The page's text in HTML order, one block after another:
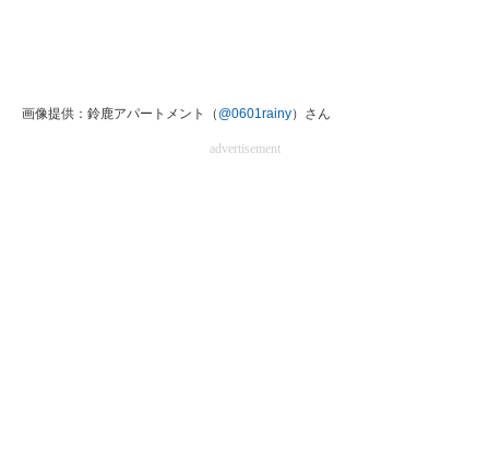
画像提供：鈴鹿アパートメント（ @0601rainy）さん
advertisement